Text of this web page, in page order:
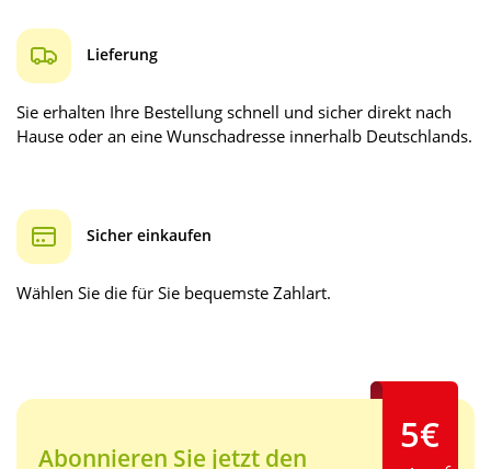
Lieferung
Sie erhalten Ihre Bestellung schnell und sicher direkt nach
Hause oder an eine Wunschadresse innerhalb Deutschlands.
Sicher einkaufen
Wählen Sie die für Sie bequemste Zahlart.
Abonnieren Sie jetzt den
5€